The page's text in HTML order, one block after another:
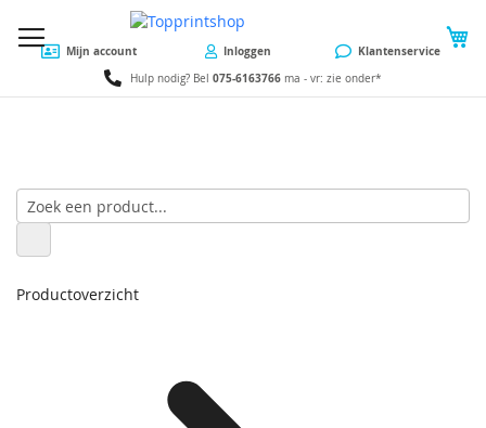
Mijn account Inloggen Klantenservice
Hulp nodig? Bel 075-6163766 ma - vr: zie onder*
Productoverzicht